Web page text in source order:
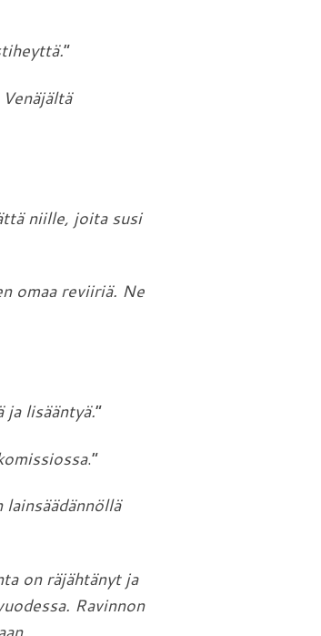
”
niille, joita susi
omaa reviiriä. Ne
ja lisääntyä.”
.”
on räjähtänyt ja
Ravinnon